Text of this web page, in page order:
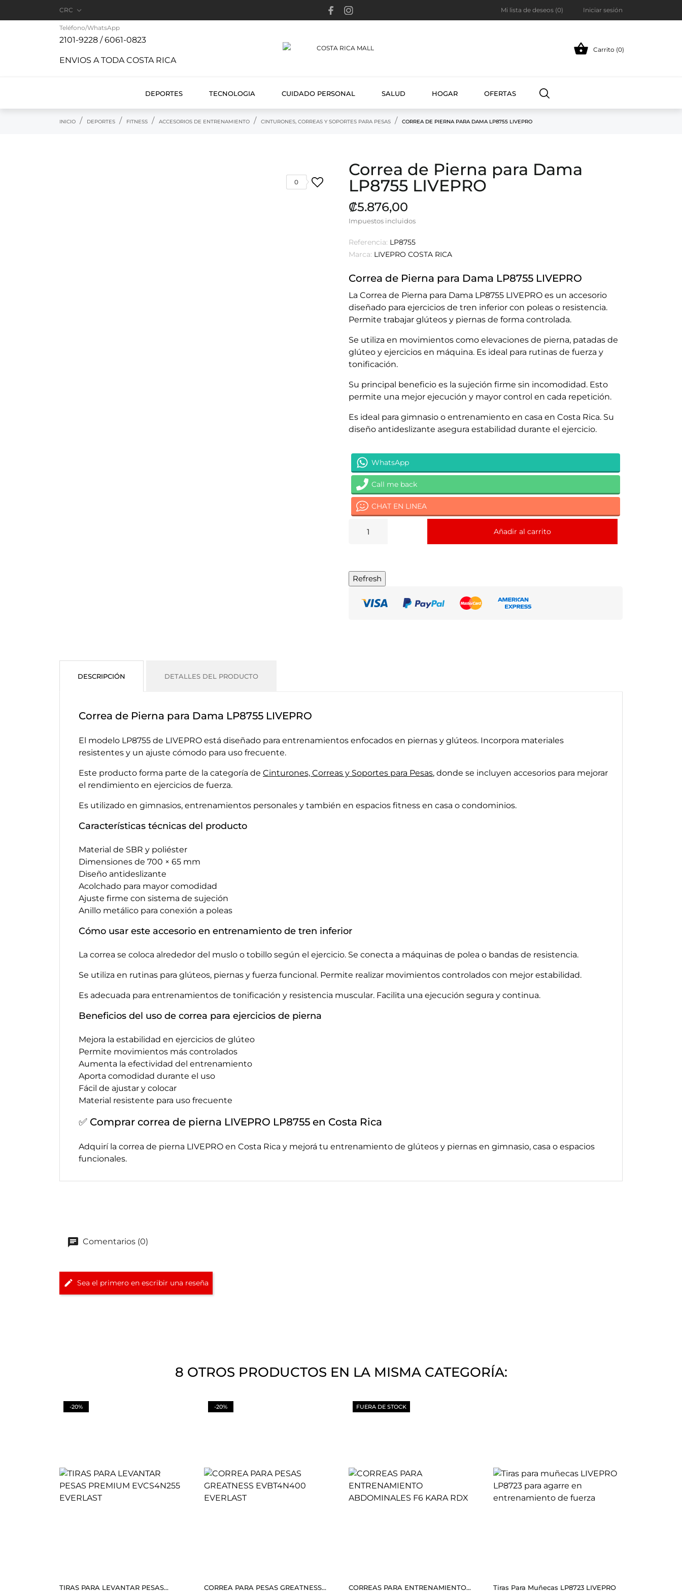
CRC  Mi lista de deseos (0) Iniciar sesión
Teléfono/WhatsApp
2101-9228 / 6061-0823
ENVIOS A TODA COSTA RICA
 Carrito (0)
DEPORTES TECNOLOGIA CUIDADO PERSONAL SALUD HOGAR OFERTAS
INICIO DEPORTES FITNESS ACCESORIOS DE ENTRENAMIENTO CINTURONES, CORREAS Y SOPORTES PARA PESAS CORREA DE PIERNA PARA DAMA LP8755 LIVEPRO
0
Correa de Pierna para Dama
LP8755 LIVEPRO
₡5.876,00
Impuestos incluidos
Referencia: LP8755
Marca: LIVEPRO COSTA RICA
Correa de Pierna para Dama LP8755 LIVEPRO
La Correa de Pierna para Dama LP8755 LIVEPRO es un accesorio
diseñado para ejercicios de tren inferior con poleas o resistencia.
Permite trabajar glúteos y piernas de forma controlada.
Se utiliza en movimientos como elevaciones de pierna, patadas de
glúteo y ejercicios en máquina. Es ideal para rutinas de fuerza y
tonificación.
Su principal beneficio es la sujeción firme sin incomodidad. Esto
permite una mejor ejecución y mayor control en cada repetición.
Es ideal para gimnasio o entrenamiento en casa en Costa Rica. Su
diseño antideslizante asegura estabilidad durante el ejercicio.
WhatsApp
Call me back
CHAT EN LINEA
Añadir al carrito
DESCRIPCIÓN DETALLES DEL PRODUCTO
Correa de Pierna para Dama LP8755 LIVEPRO
El modelo LP8755 de LIVEPRO está diseñado para entrenamientos enfocados en piernas y glúteos. Incorpora materiales
resistentes y un ajuste cómodo para uso frecuente.
Este producto forma parte de la categoría de Cinturones, Correas y Soportes para Pesas, donde se incluyen accesorios para mejorar
el rendimiento en ejercicios de fuerza.
Es utilizado en gimnasios, entrenamientos personales y también en espacios fitness en casa o condominios.
Características técnicas del producto
Material de SBR y poliéster
Dimensiones de 700 × 65 mm
Diseño antideslizante
Acolchado para mayor comodidad
Ajuste firme con sistema de sujeción
Anillo metálico para conexión a poleas
Cómo usar este accesorio en entrenamiento de tren inferior
La correa se coloca alrededor del muslo o tobillo según el ejercicio. Se conecta a máquinas de polea o bandas de resistencia.
Se utiliza en rutinas para glúteos, piernas y fuerza funcional. Permite realizar movimientos controlados con mejor estabilidad.
Es adecuada para entrenamientos de tonificación y resistencia muscular. Facilita una ejecución segura y continua.
Beneficios del uso de correa para ejercicios de pierna
Mejora la estabilidad en ejercicios de glúteo
Permite movimientos más controlados
Aumenta la efectividad del entrenamiento
Aporta comodidad durante el uso
Fácil de ajustar y colocar
Material resistente para uso frecuente
✅ Comprar correa de pierna LIVEPRO LP8755 en Costa Rica
Adquirí la correa de pierna LIVEPRO en Costa Rica y mejorá tu entrenamiento de glúteos y piernas en gimnasio, casa o espacios
funcionales.
Comentarios (0)
Sea el primero en escribir una reseña
8 OTROS PRODUCTOS EN LA MISMA CATEGORÍA:
TIRAS PARA LEVANTAR PESAS...
-20%
CORREA PARA PESAS GREATNESS...
-20%
CORREAS PARA ENTRENAMIENTO...
FUERA DE STOCK
Tiras Para Muñecas LP8723 LIVEPRO